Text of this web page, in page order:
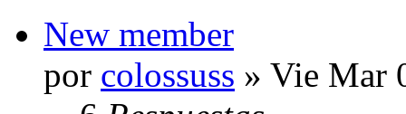
New member
por colossuss » Vie Mar